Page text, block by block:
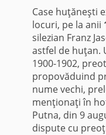
Case huţăneşti
locuri, pe la anii
silezian Franz
astfel de huţan.
1900-1902,
propovăduind
nume vechi,
menţionaţi în
Putna, din 9
dispute cu